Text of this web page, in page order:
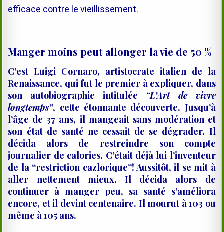
efficace contre le vieillissement.
Manger moins peut allonger la vie de 50 %
C’est Luigi Cornaro, artistocrate italien de la
Renaissance, qui fut le premier à expliquer, dans
son autobiographie intitulée
“L’Art de vivre
longtemps”, cette étonnante découverte. Jusqu’à
l’âge de 37 ans, il mangeait sans modération et
son état de santé ne cessait de se dégrader. Il
décida alors de restreindre son compte
journalier de calories. C’était déjà lui l’inventeur
de la “restriction cazlorique”! Aussitôt, il se mit à
aller nettement mieux. Il décida alors de
continuer à manger peu, sa santé s’améliora
encore, et il devint centenaire. Il mourut à 103 ou
même à 105 ans.